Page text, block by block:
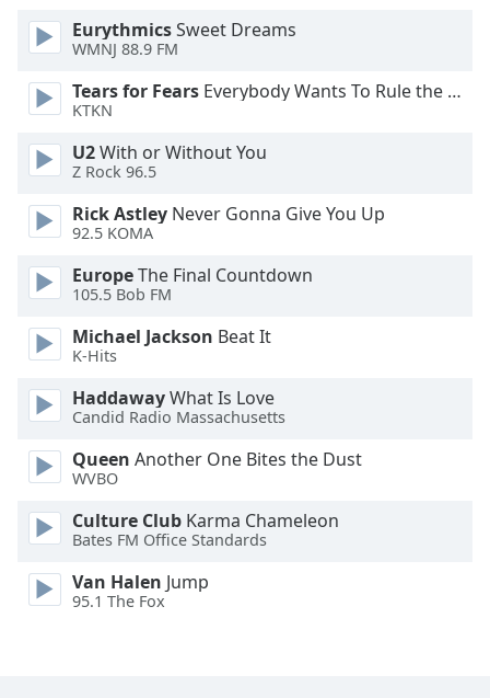
Caption
Background
Color
Opacity
Font
Size
Text
Edge
Family
Reset
Close
Modal
Dialog
EurythmicsSweet Dreams
WMNJ 88.9 FM
Tears for Fears Everybody Wants To Rule the World
KTKN
U2With or Without You
Z Rock 96.5
Rick Astley Never Gonna Give You Up
92.5 KOMA
EuropeThe Final Countdown
105.5 Bob FM
Michael Jackson Beat It
K-Hits
HaddawayWhat Is Love
Candid Radio Massachusetts
Queen Another One Bites the Dust
WVBO
Culture Club Karma Chameleon
Bates FM Office Standards
Van Halen Jump
95.1 The Fox